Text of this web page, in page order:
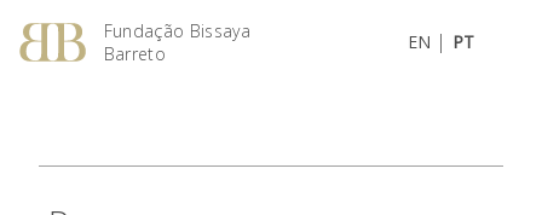
Fundação Bissaya
Barreto
EN | PT